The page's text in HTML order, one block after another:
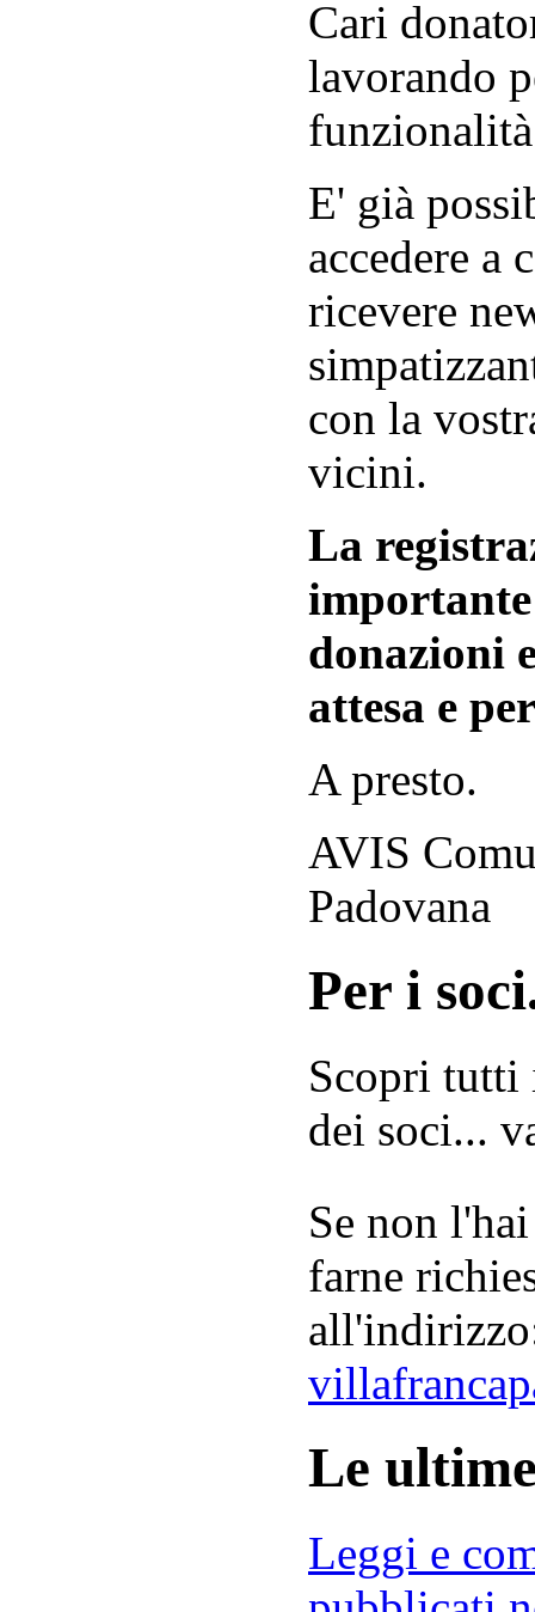
Cari
lavorando
E' già
accedere a
ricevere
con la
vicini.
La
donazioni
attesa e
A presto.
AVIS
Padovana
Per i
Scopri tutti
dei soci...
Se non
farne
Le
Leggi e